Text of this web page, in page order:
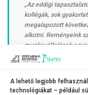
A lehető legjobb
technológiákat – például
„Az eddigi
kollégák, sok
megalapozott
alkotni. Reményeink
munkavállalónak
résztvevők maguk is